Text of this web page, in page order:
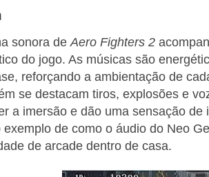
sonora deAero Fighters 2
do jogo. As músicas são
reforçando a ambientação de
se destacam tiros, explosões e
a imersão e dão uma sensação de
exemplo de como o áudio do Neo
de arcade dentro de casa.